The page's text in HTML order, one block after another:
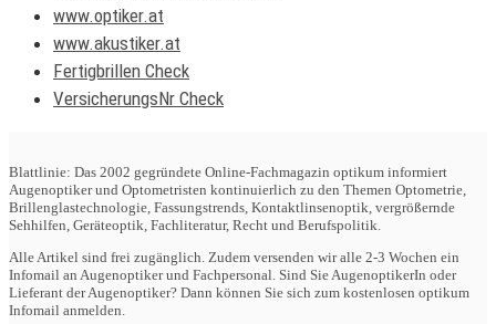
www.optiker.at
www.akustiker.at
Fertigbrillen Check
VersicherungsNr Check
Blattlinie: Das 2002 gegründete Online-Fachmagazin optikum informiert
Augenoptiker und Optometristen kontinuierlich zu den Themen Optometrie,
Brillenglastechnologie, Fassungstrends, Kontaktlinsenoptik, vergrößernde
Sehhilfen, Geräteoptik, Fachliteratur, Recht und Berufspolitik.
Alle Artikel sind frei zugänglich. Zudem versenden wir alle 2-3 Wochen ein
Infomail an Augenoptiker und Fachpersonal. Sind Sie AugenoptikerIn oder
Lieferant der Augenoptiker? Dann können Sie sich zum kostenlosen optikum
Infomail anmelden.